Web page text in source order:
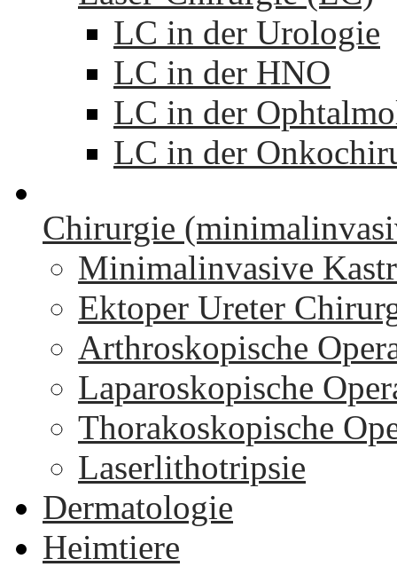
LC in der Urologie
LC in der HNO
LC in der
LC in der
Chirurgie
Minimalinvasive
Ektoper Ureter
Arthroskopische
Laparoskopische
Thorakoskopische
Laserlithotripsie
Dermatologie
Heimtiere